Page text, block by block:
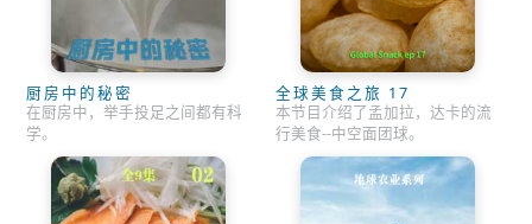
厨房中的秘密
在厨房中，举手投足之间都有科
学。
全球美食之旅 17
本节目介绍了孟加拉，达卡的流
行美食--中空面团球。